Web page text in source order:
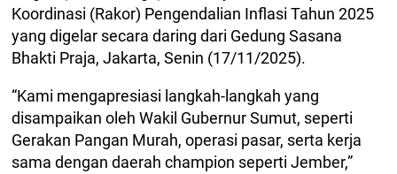
Koordinasi (Rakor) Pengendalian Inflasi Tahun 2025
yang digelar secara daring dari Gedung Sasana
Bhakti Praja, Jakarta, Senin (17/11/2025).
“Kami mengapresiasi langkah-langkah yang
disampaikan oleh Wakil Gubernur Sumut, seperti
Gerakan Pangan Murah, operasi pasar, serta kerja
sama dengan daerah champion seperti Jember,”